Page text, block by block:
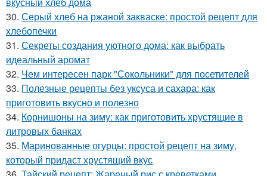
30. Серый хлеб на ржаной закваске: простой рецепт для
хлебопечки
31. Секреты создания уютного дома: как выбрать
идеальный аромат
32. Чем интересен парк "Сокольники" для посетителей
33. Полезные рецепты без уксуса и сахара: как
приготовить вкусно и полезно
34. Корнишоны на зиму: как приготовить хрустящие в
литровых банках
35. Маринованные огурцы: простой рецепт на зиму,
который придаст хрустящий вкус